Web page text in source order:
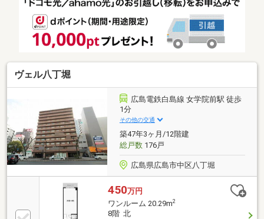
こともできます！・様々な住宅ローンプランニング
（おまとめローン等）・住宅ローン事前審査一括申
込・税理士・司法書士個別相談・ファイナンシャルプ
ヴェル八丁堀
広島電鉄白島線 女学院前駅 徒歩
1分
その他の交通
築47年3ヶ月/12階建
総戸数176戸
広島県広島市中区八丁堀
450万円
ワンルーム 20.29m2
8階 北